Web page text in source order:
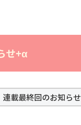
せ+α
連載最終回のお知らせ